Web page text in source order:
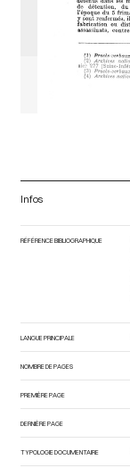
Infos
RÉFÉRENCE BIBLIOGRAPHIQUE
LANGUE PRINCIPALE
NOMBRE DE PAGES
PREMIÈRE PAGE
DERNIÈRE PAGE
TYPOLOGIE DOCUMENTAIRE